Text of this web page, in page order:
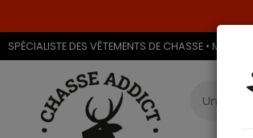
SPÉCIALISTE DES VÊTEMENTS DE CHASSE •